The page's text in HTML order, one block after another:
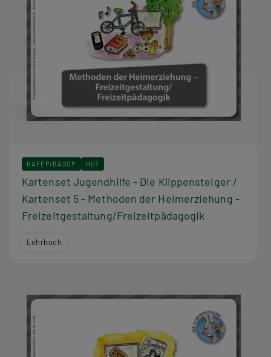
BAFEP/BASOP HUT
Kartenset Jugendhilfe - Die Klippensteiger /
Kartenset 5 - Methoden der Heimerziehung -
Freizeitgestaltung/Freizeitpädagogik
Lehrbuch